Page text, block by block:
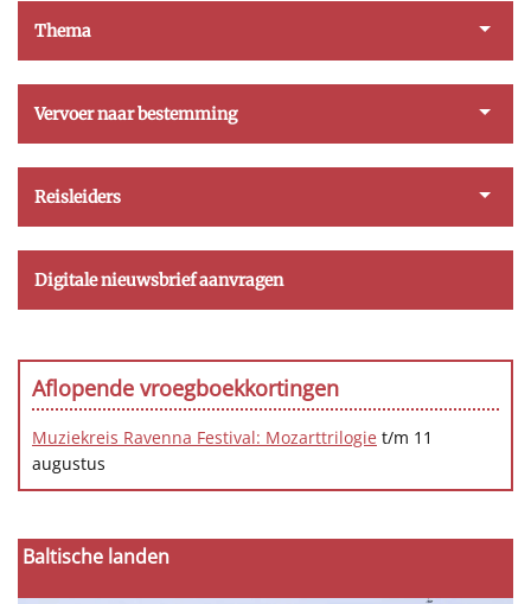
Baltische landen
Thema
Vervoer naar bestemming
Reisleiders
Digitale nieuwsbrief aanvragen
Aflopende vroegboekkortingen
Muziekreis Ravenna Festival: Mozarttrilogie t/m 11
augustus